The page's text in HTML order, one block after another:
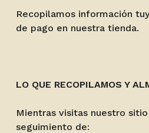
Recopilamos información
de pago en nuestra tienda.
LO QUE RECOPILAMOS Y
Mientras visitas nuestro
seguimiento de: